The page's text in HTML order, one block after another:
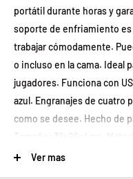
portátil durante horas y
soporte de enfriamiento
trabajar cómodamente.
o incluso en la cama. Ideal
jugadores. Funciona con
azul. Engranajes de cuatro
como se desee. Hecho de
Tamaño: 36x26x4cm.
soporte: 36cm. x 26cm. x
Ver mas